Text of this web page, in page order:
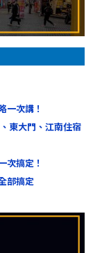
一次講！
東大門、江南住宿
次搞定！
部搞定